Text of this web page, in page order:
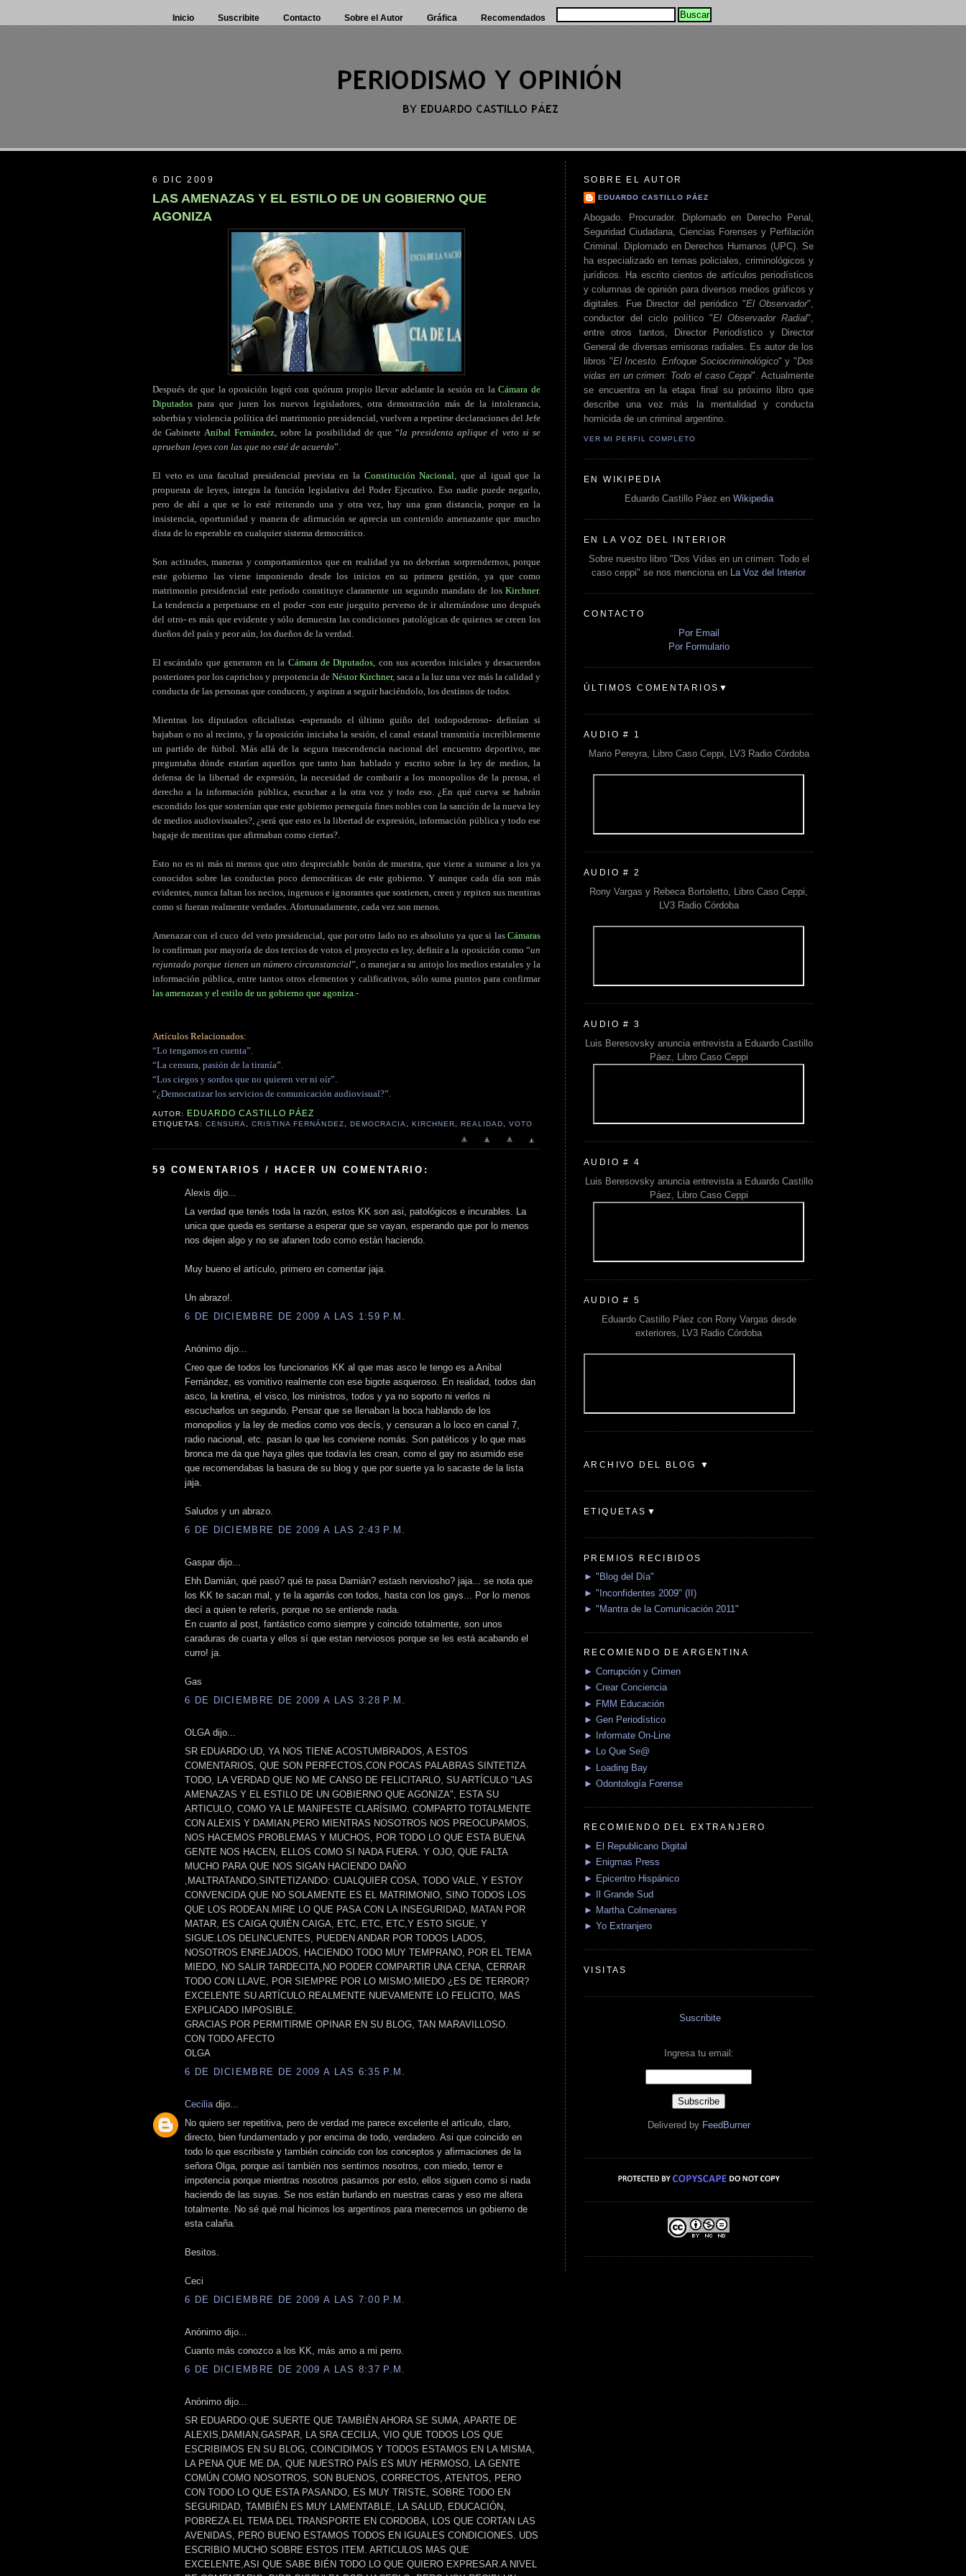
Inicio Suscribite Contacto Sobre el Autor Gráfica Recomendados
6 DIC 2009
LAS AMENAZAS Y EL ESTILO DE UN GOBIERNO QUE
AGONIZA
Después de que la oposición logró con quórum propio llevar adelante la sesión en laCámara de
Diputados para que juren los nuevos legisladores, otra demostración más de la intolerancia,
soberbia y violencia política del matrimonio presidencial, vuelven a repetirse declaraciones del Jefe
de Gabinete Aníbal Fernández, sobre la posibilidad de que “la presidenta aplique el veto si se
aprueban leyes con las que no esté de acuerdo”.
El veto es una facultad presidencial prevista en la Constitución Nacional, que al igual que la
propuesta de leyes, integra la función legislativa del Poder Ejecutivo. Eso nadie puede negarlo,
pero de ahí a que se lo esté reiterando una y otra vez, hay una gran distancia, porque en la
insistencia, oportunidad y manera de afirmación se aprecia un contenido amenazante que mucho
dista de lo esperable en cualquier sistema democrático.
Son actitudes, maneras y comportamientos que en realidad ya no deberían sorprendernos, porque
este gobierno las viene imponiendo desde los inicios en su primera gestión, ya que como
matrimonio presidencial este período constituye claramente un segundo mandato de los Kirchner.
La tendencia a perpetuarse en el poder -con este jueguito perverso de ir alternándose uno después
del otro- es más que evidente y sólo demuestra las condiciones patológicas de quienes se creen los
dueños del país y peor aún, los dueños de la verdad.
El escándalo que generaron en la Cámara de Diputados, con sus acuerdos iniciales y desacuerdos
posteriores por los caprichos y prepotencia de Néstor Kirchner, saca a la luz una vez más la calidad y
conducta de las personas que conducen, y aspiran a seguir haciéndolo, los destinos de todos.
Mientras los diputados oficialistas -esperando el último guiño del todopoderoso- definían si
bajaban o no al recinto, y la oposición iniciaba la sesión, el canal estatal transmitía increíblemente
un partido de fútbol. Más allá de la segura trascendencia nacional del encuentro deportivo, me
preguntaba dónde estarían aquellos que tanto han hablado y escrito sobre la ley de medios, la
defensa de la libertad de expresión, la necesidad de combatir a los monopolios de la prensa, el
derecho a la información pública, escuchar a la otra voz y todo eso. ¿En qué cueva se habrán
escondido los que sostenían que este gobierno perseguía fines nobles con la sanción de la nueva ley
de medios audiovisuales?, ¿será que esto es la libertad de expresión, información pública y todo ese
bagaje de mentiras que afirmaban como ciertas?.
Esto no es ni más ni menos que otro despreciable botón de muestra, que viene a sumarse a los ya
conocidos sobre las conductas poco democráticas de este gobierno. Y aunque cada día son más
evidentes, nunca faltan los necios, ingenuos e ignorantes que sostienen, creen y repiten sus mentiras
como si fueran realmente verdades. Afortunadamente, cada vez son menos.
Amenazar con el cuco del veto presidencial, que por otro lado no es absoluto ya que si las Cámaras
lo confirman por mayoría de dos tercios de votos el proyecto es ley, definir a la oposición como “un
rejuntado porque tienen un número circunstancial”, o manejar a su antojo los medios estatales y la
información pública, entre tantos otros elementos y calificativos, sólo suma puntos para confirmar
las amenazas y el estilo de un gobierno que agoniza.-
Artículos Relacionados:
“Lo tengamos en cuenta”.
“La censura, pasión de la tiranía”.
“Los ciegos y sordos que no quieren ver ni oír”.
“¿Democratizar los servicios de comunicación audiovisual?”.
AUTOR: EDUARDO CASTILLO PÁEZ
ETIQUETAS:CENSURA ,CRISTINA FERNÁNDEZ DEMOCRACIA KIRCHNER REALIDAD ,VOTO
59 COMENTARIOS / HACER UN COMENTARIO:
Alexis dijo...
La verdad que tenés toda la razón, estos KK son asi, patológicos e incurables. La
unica que queda es sentarse a esperar que se vayan, esperando que por lo menos
nos dejen algo y no se afanen todo como están haciendo.
Muy bueno el artículo, primero en comentar jaja.
Un abrazo!.
6 DE DICIEMBRE DE 2009 A LAS 1:59 P.M.
Anónimo dijo...
Creo que de todos los funcionarios KK al que mas asco le tengo es a Anibal
Fernández, es vomitivo realmente con ese bigote asqueroso. En realidad, todos dan
asco, la kretina, el visco, los ministros, todos y ya no soporto ni verlos ni
escucharlos un segundo. Pensar que se llenaban la boca hablando de los
monopolios y la ley de medios como vos decís, y censuran a lo loco en canal 7,
radio nacional, etc. pasan lo que les conviene nomás. Son patéticos y lo que mas
bronca me da que haya giles que todavía les crean, como el gay no asumido ese
que recomendabas la basura de su blog y que por suerte ya lo sacaste de la lista
jaja.
Saludos y un abrazo.
6 DE DICIEMBRE DE 2009 A LAS 2:43 P.M.
Gaspar dijo...
Ehh Damián, qué pasó? qué te pasa Damián? estash nerviosho? jaja... se nota que
los KK te sacan mal, y te la agarrás con todos, hasta con los gays... Por lo menos
decí a quien te referís, porque no se entiende nada.
En cuanto al post, fantástico como siempre y coincido totalmente, son unos
caraduras de cuarta y ellos sí que estan nerviosos porque se les está acabando el
curro! ja.
Gas
6 DE DICIEMBRE DE 2009 A LAS 3:28 P.M.
OLGA dijo...
SR EDUARDO:UD, YA NOS TIENE ACOSTUMBRADOS, A ESTOS
COMENTARIOS, QUE SON PERFECTOS,CON POCAS PALABRAS SINTETIZA
TODO, LA VERDAD QUE NO ME CANSO DE FELICITARLO, SU ARTÍCULO "LAS
AMENAZAS Y EL ESTILO DE UN GOBIERNO QUE AGONIZA", ESTA SU
ARTICULO, COMO YA LE MANIFESTE CLARÍSIMO. COMPARTO TOTALMENTE
CON ALEXIS Y DAMIAN,PERO MIENTRAS NOSOTROS NOS PREOCUPAMOS,
NOS HACEMOS PROBLEMAS Y MUCHOS, POR TODO LO QUE ESTA BUENA
GENTE NOS HACEN, ELLOS COMO SI NADA FUERA. Y OJO, QUE FALTA
MUCHO PARA QUE NOS SIGAN HACIENDO DAÑO
,MALTRATANDO,SINTETIZANDO: CUALQUIER COSA, TODO VALE, Y ESTOY
CONVENCIDA QUE NO SOLAMENTE ES EL MATRIMONIO, SINO TODOS LOS
QUE LOS RODEAN.MIRE LO QUE PASA CON LA INSEGURIDAD, MATAN POR
MATAR, ES CAIGA QUIÉN CAIGA, ETC, ETC, ETC,Y ESTO SIGUE, Y
SIGUE.LOS DELINCUENTES, PUEDEN ANDAR POR TODOS LADOS,
NOSOTROS ENREJADOS, HACIENDO TODO MUY TEMPRANO, POR EL TEMA
MIEDO, NO SALIR TARDECITA,NO PODER COMPARTIR UNA CENA, CERRAR
TODO CON LLAVE, POR SIEMPRE POR LO MISMO:MIEDO ¿ES DE TERROR?
EXCELENTE SU ARTÍCULO.REALMENTE NUEVAMENTE LO FELICITO, MAS
EXPLICADO IMPOSIBLE.
GRACIAS POR PERMITIRME OPINAR EN SU BLOG, TAN MARAVILLOSO.
CON TODO AFECTO
OLGA
6 DE DICIEMBRE DE 2009 A LAS 6:35 P.M.
Cecilia dijo...
No quiero ser repetitiva, pero de verdad me parece excelente el artículo, claro,
directo, bien fundamentado y por encima de todo, verdadero. Asi que coincido en
todo lo que escribiste y también coincido con los conceptos y afirmaciones de la
señora Olga, porque así también nos sentimos nosotros, con miedo, terror e
impotencia porque mientras nosotros pasamos por esto, ellos siguen como si nada
haciendo de las suyas. Se nos están burlando en nuestras caras y eso me altera
totalmente. No sé qué mal hicimos los argentinos para merecernos un gobierno de
esta calaña.
Besitos.
Ceci
6 DE DICIEMBRE DE 2009 A LAS 7:00 P.M.
Anónimo dijo...
Cuanto más conozco a los KK, más amo a mi perro.
6 DE DICIEMBRE DE 2009 A LAS 8:37 P.M.
Anónimo dijo...
SR EDUARDO:QUE SUERTE QUE TAMBIÉN AHORA SE SUMA, APARTE DE
ALEXIS,DAMIAN,GASPAR, LA SRA CECILIA, VIO QUE TODOS LOS QUE
ESCRIBIMOS EN SU BLOG, COINCIDIMOS Y TODOS ESTAMOS EN LA MISMA,
LA PENA QUE ME DA, QUE NUESTRO PAÍS ES MUY HERMOSO, LA GENTE
COMÚN COMO NOSOTROS, SON BUENOS, CORRECTOS, ATENTOS, PERO
CON TODO LO QUE ESTA PASANDO, ES MUY TRISTE, SOBRE TODO EN
SEGURIDAD, TAMBIÉN ES MUY LAMENTABLE, LA SALUD, EDUCACIÓN,
POBREZA.EL TEMA DEL TRANSPORTE EN CORDOBA, LOS QUE CORTAN LAS
AVENIDAS, PERO BUENO ESTAMOS TODOS EN IGUALES CONDICIONES. UDS
ESCRIBIO MUCHO SOBRE ESTOS ITEM. ARTICULOS MAS QUE
EXCELENTE,ASI QUE SABE BIÉN TODO LO QUE QUIERO EXPRESAR.A NIVEL
SOBRE EL AUTOR
EDUARDO CASTILLO PÁEZ
Abogado. Procurador. Diplomado en Derecho Penal,
Seguridad Ciudadana, Ciencias Forenses y Perfilación
Criminal. Diplomado en Derechos Humanos (UPC). Se
ha especializado en temas policiales, criminológicos y
jurídicos. Ha escrito cientos de artículos periodísticos
y columnas de opinión para diversos medios gráficos y
digitales. Fue Director del periódico "El Observador",
conductor del ciclo político "El Observador Radial",
entre otros tantos, Director Periodístico y Director
General de diversas emisoras radiales. Es autor de los
libros "El Incesto. Enfoque Sociocriminológico" y "Dos
vidas en un crimen: Todo el caso Ceppi". Actualmente
se encuentra en la etapa final su próximo libro que
describe una vez más la mentalidad y conducta
homicida de un criminal argentino.
VER MI PERFIL COMPLETO
EN WIKIPEDIA
Eduardo Castillo Páez en Wikipedia
EN LA VOZ DEL INTERIOR
Sobre nuestro libro "Dos Vidas en un crimen: Todo el
caso ceppi" se nos menciona en
La Voz del Interior
CONTACTO
Por Email
Por Formulario
ÚLTIMOS COMENTARIOS▼
AUDIO # 1
Mario Pereyra, Libro Caso Ceppi, LV3 Radio Córdoba
AUDIO # 2
Rony Vargas y Rebeca Bortoletto, Libro Caso Ceppi,
LV3 Radio Córdoba
AUDIO # 3
Luis Beresovsky anuncia entrevista a Eduardo Castillo
Páez, Libro Caso Ceppi
AUDIO # 4
Luis Beresovsky anuncia entrevista a Eduardo Castillo
Páez, Libro Caso Ceppi
AUDIO # 5
Eduardo Castillo Páez con Rony Vargas desde
exteriores, LV3 Radio Córdoba
ARCHIVO DEL BLOG ▼
ETIQUETAS▼
PREMIOS RECIBIDOS
► "Blog del Día"
► "Inconfidentes 2009" (II)
► "Mantra de la Comunicación 2011"
RECOMIENDO DE ARGENTINA
► Corrupción y Crimen
► Crear Conciencia
► FMM Educación
► Gen Periodístico
► Informate On-Line
► Lo Que Se@
► Loading Bay
► Odontología Forense
RECOMIENDO DEL EXTRANJERO
► El Republicano Digital
► Enigmas Press
► Epicentro Hispánico
► Il Grande Sud
► Martha Colmenares
► Yo Extranjero
VISITAS
Suscribite
Ingresa tu email:
Delivered by FeedBurner